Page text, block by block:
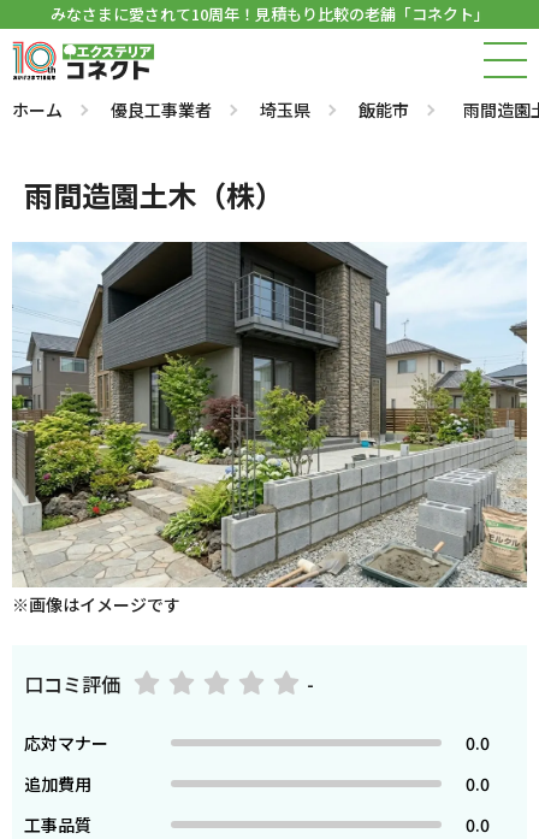
みなさまに愛されて10周年！見積もり比較の老舗「コネクト」
ホーム 優良工事業者 埼玉県 飯能市 雨間造園
雨間造園土木（株）
※画像はイメージです
口コミ評価 -
応対マナー
0.0
追加費用
0.0
工事品質
0.0